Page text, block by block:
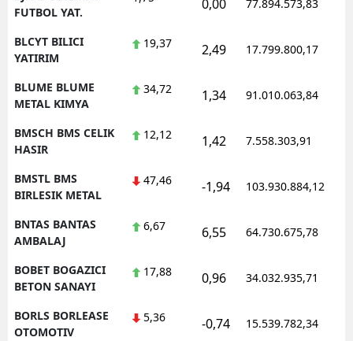
FUTBOL YAT.
0,00 77.894.573,83
BLCYT BILICI
YATIRIM
19,37 2,49 17.799.800,17
BLUME BLUME
METAL KIMYA
34,72 1,34 91.010.063,84
BMSCH BMS CELIK
HASIR
12,12 1,42 7.558.303,91
BMSTL BMS
BIRLESIK METAL
47,46 -1,94 103.930.884,12
BNTAS BANTAS
AMBALAJ
6,67 6,55 64.730.675,78
BOBET BOGAZICI
BETON SANAYI
17,88 0,96 34.032.935,71
BORLS BORLEASE
OTOMOTIV
5,36 -0,74 15.539.782,34